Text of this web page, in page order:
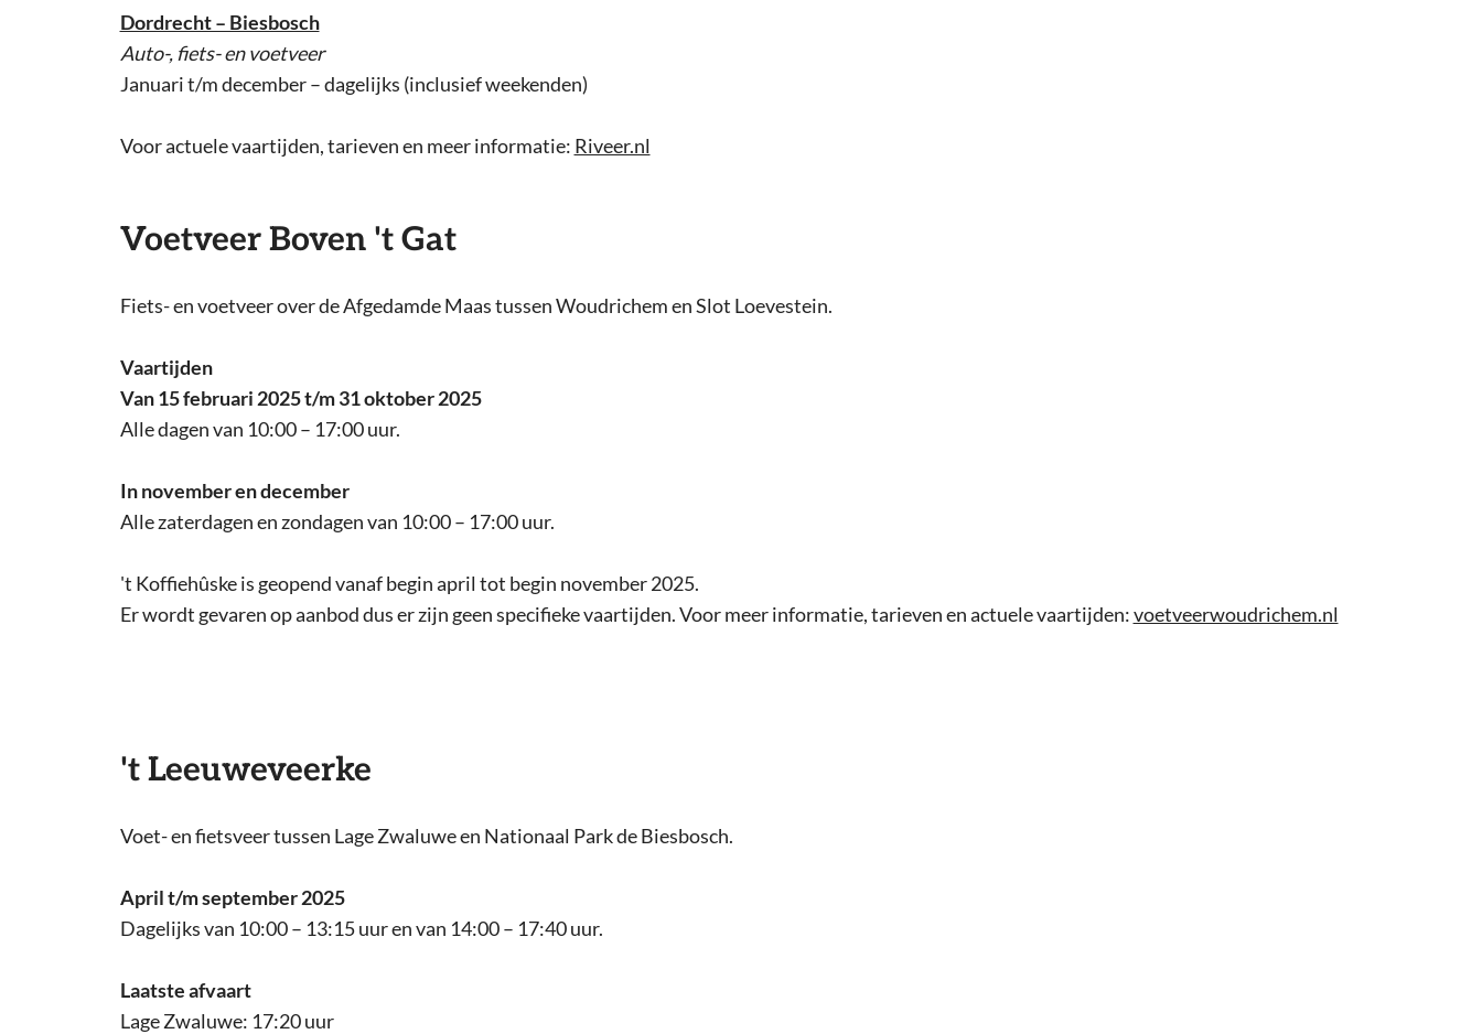
Dordrecht – Biesbosch
Auto-, fiets- en voetveer
Januari t/m december – dagelijks (inclusief weekenden)
Voor actuele vaartijden, tarieven en meer informatie: Riveer.nl
Voetveer Boven 't Gat
Fiets- en voetveer over de Afgedamde Maas tussen Woudrichem en Slot Loevestein.
Vaartijden
Van 15 februari 2025 t/m 31 oktober 2025
Alle dagen van 10:00 – 17:00 uur.
In november en december
Alle zaterdagen en zondagen van 10:00 – 17:00 uur.
't Koffiehûske is geopend vanaf begin april tot begin november 2025.
Er wordt gevaren op aanbod dus er zijn geen specifieke vaartijden. Voor meer informatie, tarieven en actuele vaartijden:voetveerwoudrichem.nl
't Leeuweveerke
Voet- en fietsveer tussen Lage Zwaluwe en Nationaal Park de Biesbosch.
April t/m september 2025
Dagelijks van 10:00 – 13:15 uur en van 14:00 – 17:40 uur.
Laatste afvaart
Lage Zwaluwe: 17:20 uur